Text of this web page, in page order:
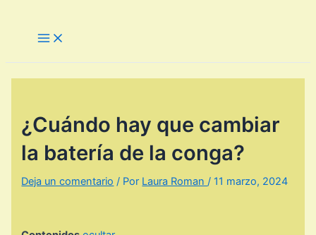
Main
Menu
¿Cuándo hay que cambiar
la batería de la conga?
Deja un comentario / Por Laura Roman/11 marzo, 2024